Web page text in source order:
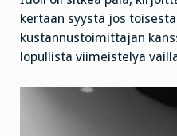
kertaan syystä jos
kustannustoimittajan
lopullista viimeistelyä